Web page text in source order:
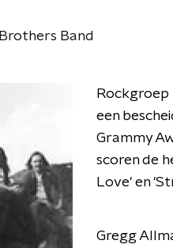
Band
Rockgroep
een
Grammy
scoren de
Love' en
Gregg